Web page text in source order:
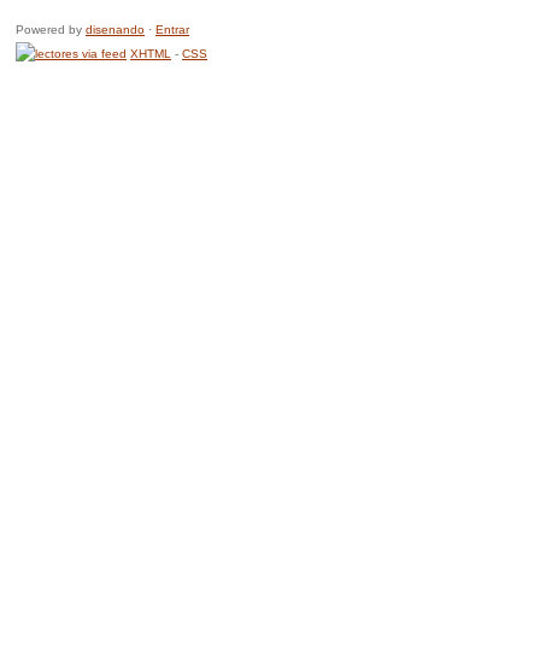
Powered by disenando · Entrar
XHTML - CSS